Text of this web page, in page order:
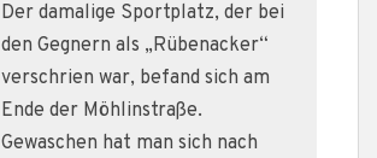
Der damalige Sportplatz, der bei
den Gegnern als „Rübenacker“
verschrien war, befand sich am
Ende der Möhlinstraße.
Gewaschen hat man sich nach